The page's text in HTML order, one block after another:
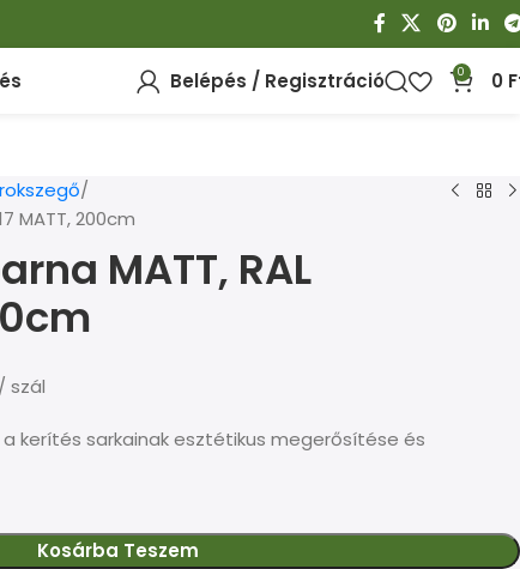
Belépés / Regisztráció 0 0
MATT, 200cm
MATT, RAL
szál
kerítés sarkainak esztétikus megerősítése és
Kosárba Teszem